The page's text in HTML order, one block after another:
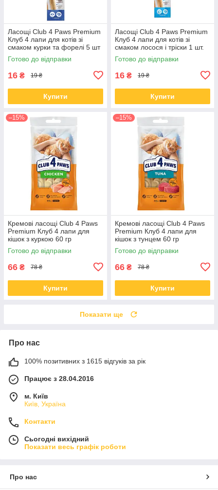
Ласощі Club 4 Paws Premium
Клуб 4 лапи для котів зі
смаком курки та форелі 5 шт
Готово до відправки
16 ₴ 19 ₴
Купити
Ласощі Club 4 Paws Premium
Клуб 4 лапи для котів зі
смаком лосося і тріски 1 шт.
Готово до відправки
16 ₴ 19 ₴
Купити
–15%
Кремові ласощі Club 4 Paws
Premium Клуб 4 лапи для
кішок з куркою 60 гр
Готово до відправки
66 ₴ 78 ₴
Купити
–15%
Кремові ласощі Club 4 Paws
Premium Клуб 4 лапи для
кішок з тунцем 60 гр
Готово до відправки
66 ₴ 78 ₴
Купити
Показати ще
Про нас
100% позитивних з 1615 відгуків за рік
Працює з 28.04.2016
м. Київ
Київ, Україна
Контакти
Сьогодні вихідний
Показати весь графік роботи
Про нас